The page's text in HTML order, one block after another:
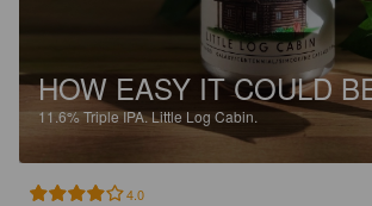
HOW EASY IT COULD
11.6%Triple IPA.Little Log Cabin.
4.0